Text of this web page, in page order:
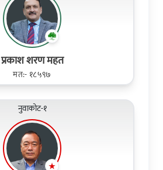
प्रकाश शरण महत
मत:- १८५९७
नुवाकोट-१